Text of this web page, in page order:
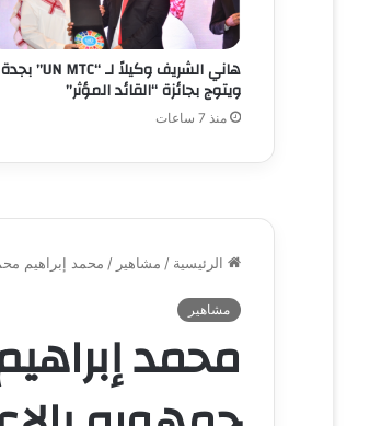
هاني الشريف وكيلاً لـ “UN MTC” بجدة
ويتوج بجائزة “القائد المؤثر”
منذ 7 ساعات